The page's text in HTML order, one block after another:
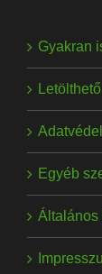
Gyakran
Egyéb
Általános